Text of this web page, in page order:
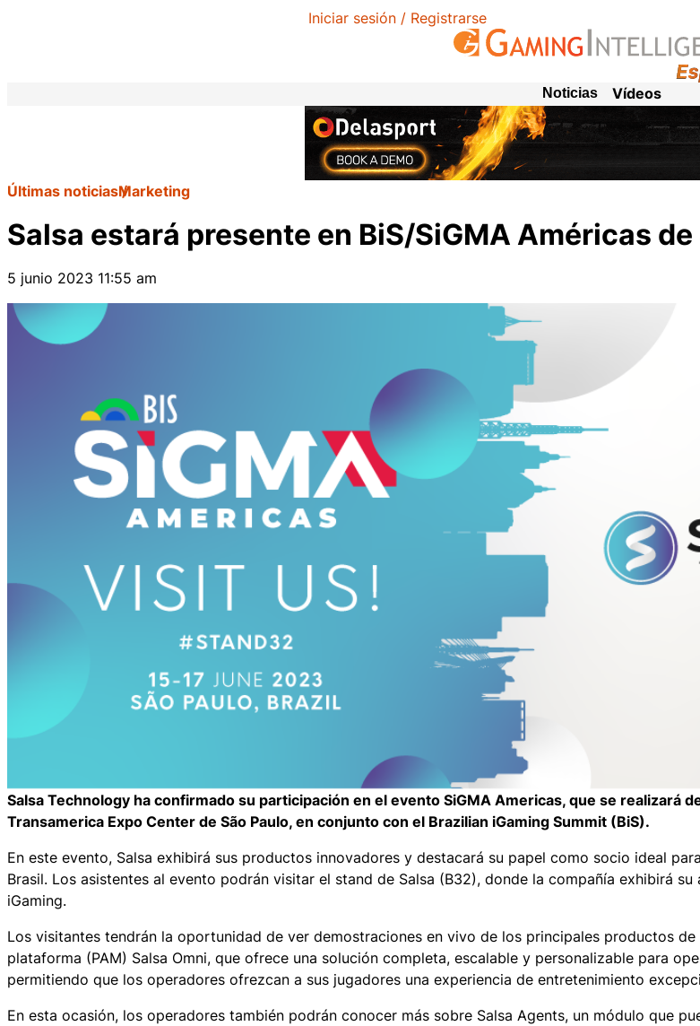
Iniciar sesión / Registrarse
Noticias Vídeos
Últimas noticiasMarketing
Salsa estará presente en BiS/SiGMA Américas de
5 junio 2023 11:55 am
Salsa Technology ha confirmado su participación en el evento SiGMA Americas, que se realizará
Transamerica Expo Center de São Paulo, en conjunto con el Brazilian iGaming Summit (BiS).
En este evento, Salsa exhibirá sus productos innovadores y destacará su papel como socio ideal
Brasil. Los asistentes al evento podrán visitar el stand de Salsa (B32), donde la compañía exhibirá
iGaming.
Los visitantes tendrán la oportunidad de ver demostraciones en vivo de los principales productos de
plataforma (PAM) Salsa Omni, que ofrece una solución completa, escalable y personalizable para
permitiendo que los operadores ofrezcan a sus jugadores una experiencia de entretenimiento
En esta ocasión, los operadores también podrán conocer más sobre Salsa Agents, un módulo que